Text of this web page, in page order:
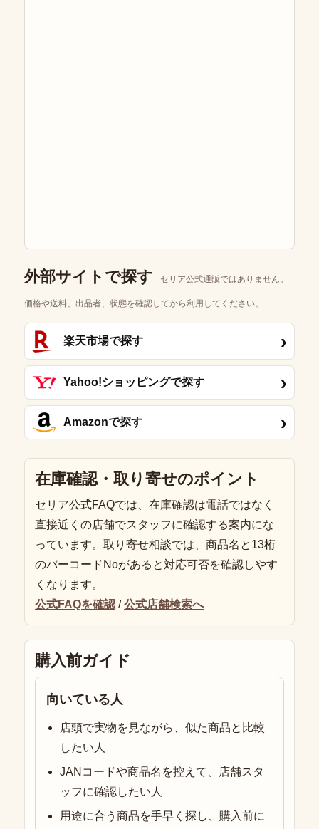
外部サイトで探す セリア公式通販ではありません。
価格や送料、出品者、状態を確認してから利用してください。
楽天市場で探す ›
Yahoo!ショッピングで探す ›
Amazonで探す ›
在庫確認・取り寄せのポイント
セリア公式FAQでは、在庫確認は電話ではなく
直接近くの店舗でスタッフに確認する案内にな
っています。取り寄せ相談では、商品名と13桁
のバーコードNoがあると対応可否を確認しやす
くなります。
公式FAQを確認 /公式店舗検索へ
購入前ガイド
向いている人
店頭で実物を見ながら、似た商品と比較
したい人
JANコードや商品名を控えて、店舗スタ
ッフに確認したい人
用途に合う商品を手早く探し、購入前に